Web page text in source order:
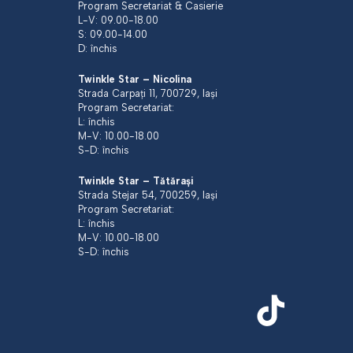
Program Secretariat & Casierie
L-V: 09.00-18.00
S: 09.00-14.00
D: închis
Twinkle Star – Nicolina
Strada Carpați 11, 700729, Iași
Program Secretariat:
L: închis
M-V: 10.00-18.00
S-D: închis
Twinkle Star – Tătărași
Strada Stejar 54, 700259, Iași
Program Secretariat:
L: închis
M-V: 10.00-18.00
S-D: închis